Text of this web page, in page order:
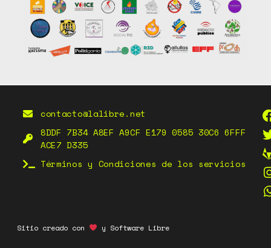
contacto@lalibre.net
8DDF 7B34 A8EF A9CF E179 0585 30C6 6FFF
ACE7 D335
Términos y Condiciones de los servicios
Sitio creado con y Software Libre